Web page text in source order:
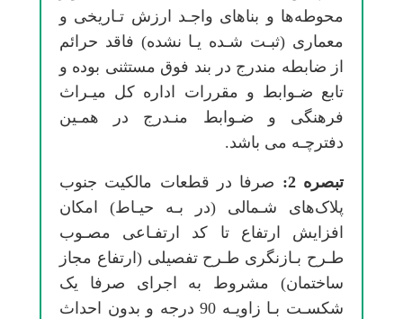
ﻣﺤﻮﻃﻪﻫﺎ و ﺑﻨﺎﻫﺎی واﺟـﺪ ارزش ﺗـﺎریخی و
ﻣﻌﻤﺎری (ﺛﺒـﺖ ﺷـﺪه ﻳـﺎ ﻧﺸﺪه) ﻓﺎﻗﺪ ﺣﺮاﺋﻢ
از ﺿﺎﺑﻄﻪ ﻣﻨﺪرج در ﺑﻨﺪ ﻓﻮق مستثنی ﺑﻮده و
ﺗﺎﺑﻊ ﺿـﻮاﺑﻂ و ﻣﻘﺮرات اداره ﻛﻞ ﻣﻴـﺮاث
ﻓﺮهنگی و ﺿـﻮاﺑﻂ ﻣﻨـﺪرج در ﻫﻤـﻴﻦ
دﻓﺘﺮﭼـﻪ می باشد.
ﺗﺒﺼﺮه 2:
ﺻﺮﻓﺎ در ﻗﻄﻌﺎت ﻣﺎﻟﻜﻴﺖ ﺟﻨﻮب
ﭘﻼکﻫﺎی ﺷـﻤﺎلی (در ﺑـﻪ ﺣﻴـﺎط) اﻣﻜﺎن
اﻓﺰاﻳﺶ ارﺗﻔﺎع ﺗﺎ ﻛﺪ ارﺗﻔـﺎعی ﻣﺼـﻮب
ﻃـﺮح ﺑـﺎزﻧﮕﺮی ﻃـﺮح تفصیلی (ارﺗﻔﺎع ﻣﺠﺎز
ﺳﺎﺧﺘﻤﺎن) ﻣﺸﺮوط ﺑﻪ اﺟﺮای ﺻﺮﻓﺎ یک
ﺷﻜﺴـﺖ ﺑـﺎ زاوﻳـﻪ 90 درﺟﻪ و ﺑﺪون اﺣﺪاث